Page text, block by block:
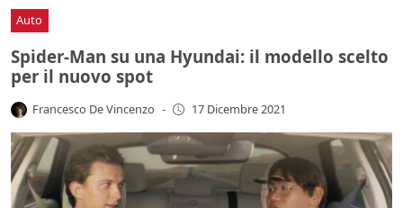
Auto
Spider-Man su una Hyundai: il modello scelto
per il nuovo spot
Francesco De Vincenzo - 17 Dicembre 2021